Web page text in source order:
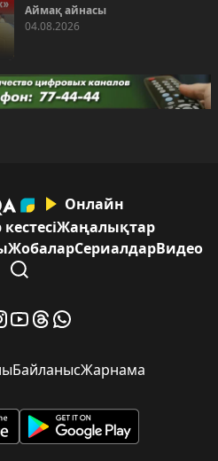
Аймақ айнасы
04.08.2026
Онлайн
Жаңалықтар
ЖобаларСериалдарВидео
БайланысЖарнама